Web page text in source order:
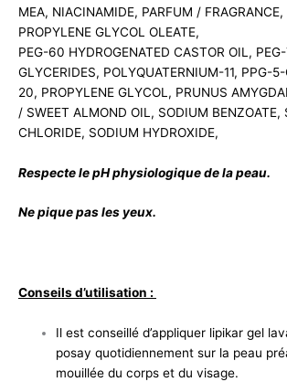
MEA, NIACINAMIDE, PARFUM /
PROPYLENE GLYCOL OLEATE,
PEG-60 HYDROGENATED CASTOR OIL,
GLYCERIDES, POLYQUATERNIUM-11, PPG-
20, PROPYLENE GLYCOL, PRUNUS
/ SWEET ALMOND OIL, SODIUM BENZOATE,
CHLORIDE, SODIUM HYDROXIDE,
Respecte le pH physiologique de la peau.
Ne pique pas les yeux.
Conseils d’utilisation :
Il est conseillé d’appliquer lipikar gel
posay quotidiennement sur la peau
mouillée du corps et du visage.